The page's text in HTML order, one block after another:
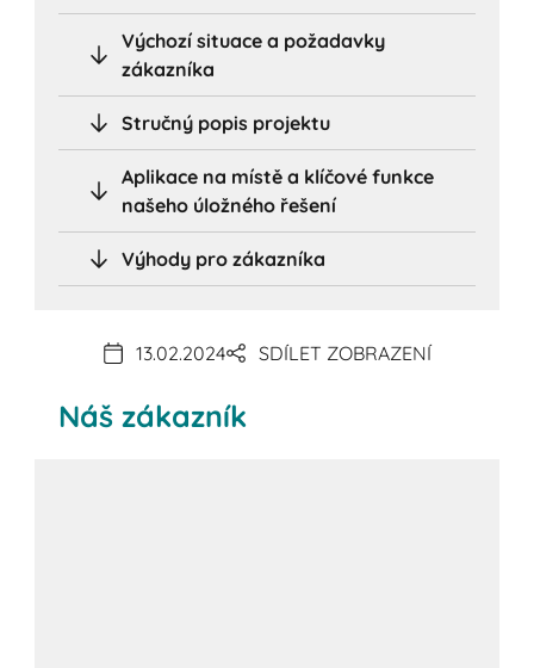
Výchozí situace a požadavky
zákazníka
Stručný popis projektu
Aplikace na místě a klíčové funkce
našeho úložného řešení
Výhody pro zákazníka
13.02.2024 SDÍLET ZOBRAZENÍ
Náš zákazník